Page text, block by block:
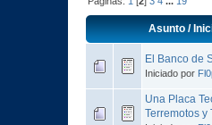
Asunto/
El Banco de
Iniciado por
Una Placa
Terremotos y